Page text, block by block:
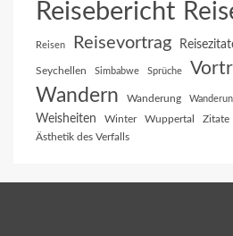
Reisebericht
Reisen Reisevortrag
Seychellen Simbabwe Sprüche
Wandern Wanderung
Weisheiten Winter Wuppertal Zitate
Ästhetik des Verfalls